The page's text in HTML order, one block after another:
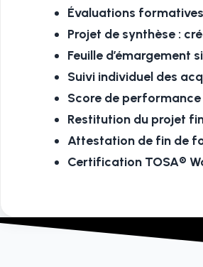
Évaluations
Projet de synthèse :
Feuille d’émargement
Suivi individuel des
Score de
Restitution du projet
Attestation de fin de
Certification TOSA®